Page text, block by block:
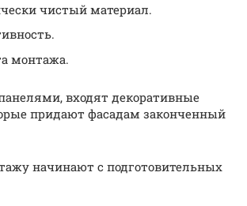
чистый материал.
монтажа.
входят декоративные
придают фасадам законченный
начинают с подготовительных